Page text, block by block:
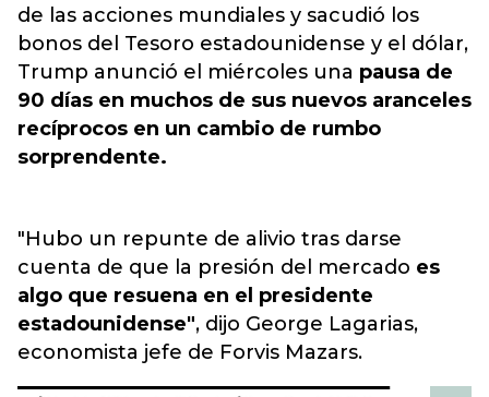
de las acciones mundiales y sacudió los
bonos del Tesoro estadounidense y el dólar,
Trump anunció el miércoles una pausa de
90 días en muchos de sus nuevos aranceles
recíprocos en un cambio de rumbo
sorprendente.
"Hubo un repunte de alivio tras darse
cuenta de que la presión del mercado es
algo que resuena en el presidente
estadounidense", dijo George Lagarias,
economista jefe de Forvis Mazars.